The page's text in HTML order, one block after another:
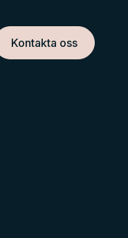
Kontakta oss